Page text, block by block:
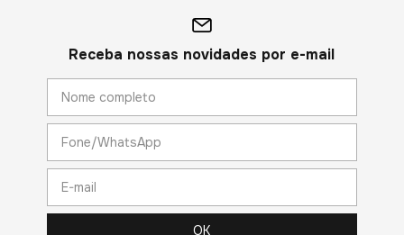
Receba nossas novidades por e-mail